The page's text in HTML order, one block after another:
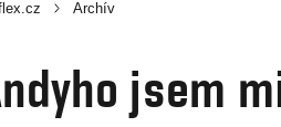
Archív
jsem